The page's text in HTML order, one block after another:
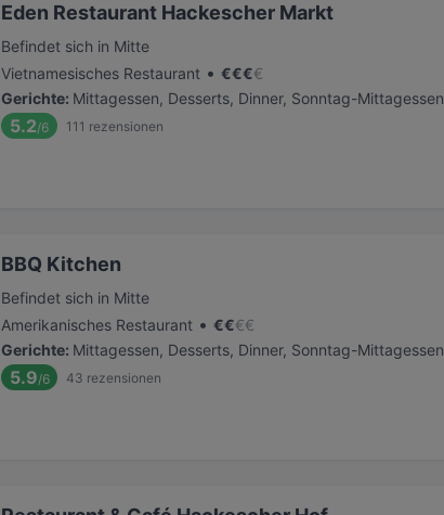
Eden Restaurant Hackescher Markt
Befindet sich in Mitte
Vietnamesisches Restaurant • €€€€
Gerichte: Mittagessen, Desserts, Dinner, Sonntag-Mittagessen
5.2/6 111 rezensionen
BBQ Kitchen
Befindet sich in Mitte
Amerikanisches Restaurant • €€€€
Gerichte: Mittagessen, Desserts, Dinner, Sonntag-Mittagessen
5.9/6 43 rezensionen